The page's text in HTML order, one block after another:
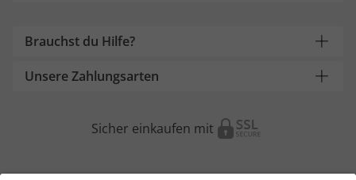
Brauchst du Hilfe?
Unsere Zahlungsarten
Sicher einkaufen mit